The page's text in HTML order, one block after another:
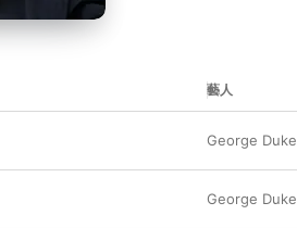
藝人
George Duke
George Duke